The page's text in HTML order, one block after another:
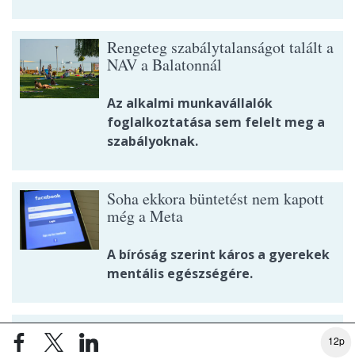
12p
Rengeteg szabálytalanságot talált a
NAV a Balatonnál
Az alkalmi munkavállalók
foglalkoztatása sem felelt meg a
szabályoknak.
Soha ekkora büntetést nem kapott
még a Meta
A bíróság szerint káros a gyerekek
mentális egészségére.